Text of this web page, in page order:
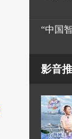
“中国
影音